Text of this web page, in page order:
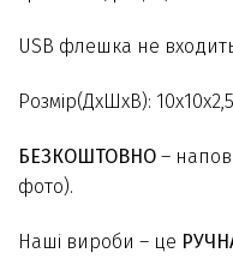
USB флешка не
Розмір(ДхШхВ):
БЕЗКОШТОВНО –
фото).
Наші вироби – це